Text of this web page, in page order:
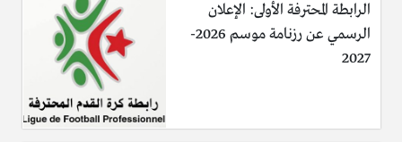
الرابطة المحترفة الأولى: الإعلان
الرسمي عن رزنامة موسم 2026-
2027